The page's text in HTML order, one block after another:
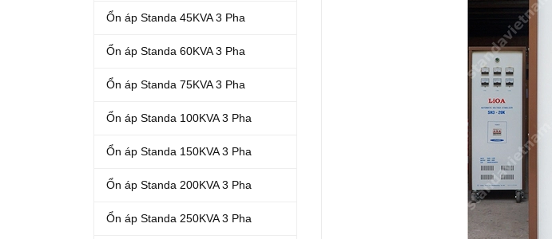
Ổn áp Standa 45KVA 3 Pha
Ổn áp Standa 60KVA 3 Pha
Ổn áp Standa 75KVA 3 Pha
Ổn áp Standa 100KVA 3 Pha
Ổn áp Standa 150KVA 3 Pha
Ổn áp Standa 200KVA 3 Pha
Ổn áp Standa 250KVA 3 Pha